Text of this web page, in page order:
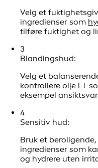
Velg et
ingredienser som
tilføre fuktighet og
3
Blandingshud:
Velg et
kontrollere olje i T-
eksempel
4
Sensitiv hud:
Bruk et
ingredienser som
og hydrere uten